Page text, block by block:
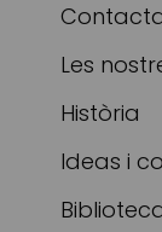
Les
Història
Ideas i